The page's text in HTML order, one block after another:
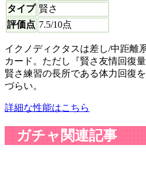
タイプ 賢さ
評価点 7.5/10点
イクノディクタスは差し/中距離
カード。ただし『賢さ友情回復
賢さ練習の長所である体力回復
づらい。
詳細な性能はこちら
ガチャ関連記事